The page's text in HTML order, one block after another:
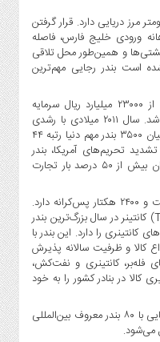
عظیم بندری بیش از ۲۳۰۰ کیلومتر مرز دریایی دارد. قرار گرفتن
ورودی خلیج فارس، فاصله
کشتی‌ها و همین‌طور محل تلاقی
است بندر رجایی مهم‌ترین
پس از برنامه‌ریزی و توسعه‌ی بندر بیش از ۲۳۰۰۰ میلیارد ریال سرمایه
بخش خصوصی جذب بندر شهید رجایی شد. سال ۲۰۱۱ میلادی با رشدی
برابر ۴۶ درصد، ۲۸ درصد صعود کرد و در میان ۳۵۰۰ بندر مهم دنیا رتبه ۴۴
تحریم‌های آمریکا، بندر
شهید رجایی به رتبه ۵۹ نزول کرد، همچنان بیش از ۵۰ درصد بار تجارت
مساحت بندر شهید جایی ۵۷۰۰ هکتار است و ۲۴۰۰ هکتار پس‌کرانه دارد.
این بندر با ظرفیت بیش از ۶ میلیون (TEU) کانتینر در سال بزرگ‌ترین بندر
کانتینری را دارد. این بندر با
میلیون تن انواع کالا و ظرفیت سالانه پذیرش
فله‌بر، کانتینری و نفت‌کش،
کالا در بنادر کشور را به خود
روابط دریایی و مبادله کالا از طریق بندر رجایی با ۸۰ بندر معروف بین‌المللی
می‌شود.